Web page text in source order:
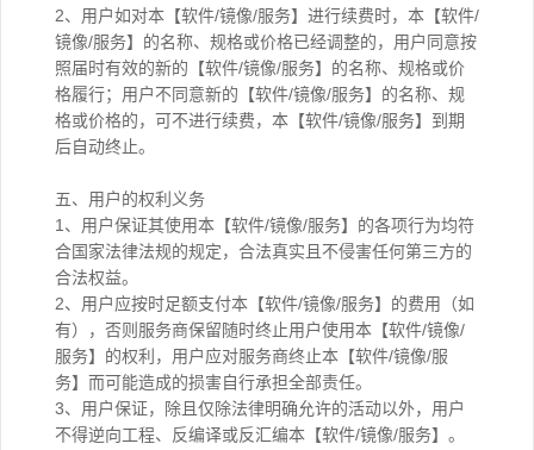
2、用户如对本【软件/镜像/服务】进行续费时，本【软件/
镜像/服务】的名称、规格或价格已经调整的，用户同意按
照届时有效的新的【软件/镜像/服务】的名称、规格或价
格履行；用户不同意新的【软件/镜像/服务】的名称、规
格或价格的，可不进行续费，本【软件/镜像/服务】到期
后自动终止。
五、用户的权利义务
1、用户保证其使用本【软件/镜像/服务】的各项行为均符
合国家法律法规的规定，合法真实且不侵害任何第三方的
合法权益。
2、用户应按时足额支付本【软件/镜像/服务】的费用（如
有），否则服务商保留随时终止用户使用本【软件/镜像/
服务】的权利，用户应对服务商终止本【软件/镜像/服
务】而可能造成的损害自行承担全部责任。
3、用户保证，除且仅除法律明确允许的活动以外，用户
不得逆向工程、反编译或反汇编本【软件/镜像/服务】。